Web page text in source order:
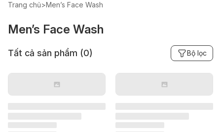
Trang chủ>Men’s Face Wash
Men’s Face Wash
Tất cả sản phẩm (0) Bộ lọc